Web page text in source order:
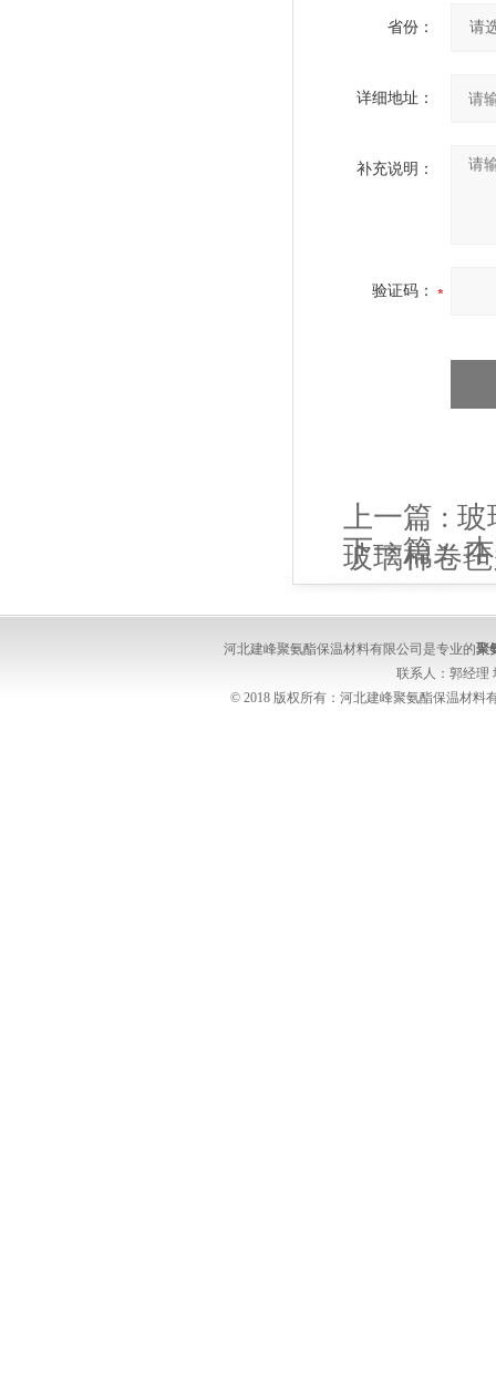
省份：
详细地址：
补充说明：
验证码：
上一篇 : 玻
玻璃棉卷
下一篇 :
北建峰玻
河北建峰聚氨酯保温材料有限公司是专业的聚
联系人：郭经理
© 2018 版权所有：河北建峰聚氨酯保温材